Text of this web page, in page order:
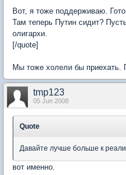
Вот, я тоже поддерживаю.
Там теперь Путин сидит?
олигархи.
[/quote]
Мы тоже холели бы приехать.
tmp123
05 Jun 2008
Quote
Давайте лучше больше к
вот именно.